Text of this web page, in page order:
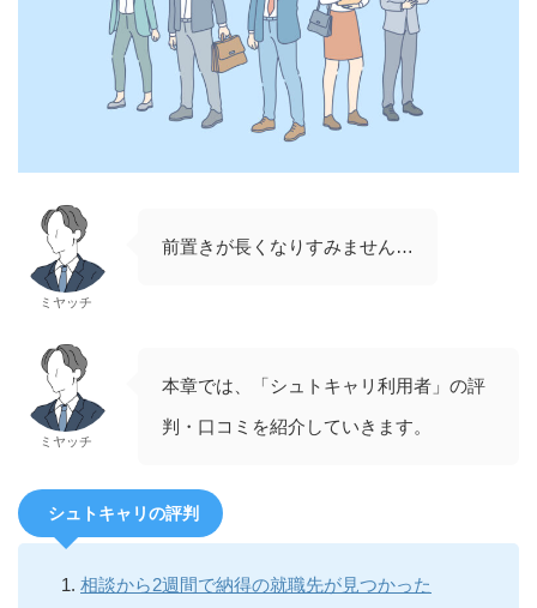
ミヤッチ
前置きが長くなりすみません…
ミヤッチ
本章では、「シュトキャリ利用者」の評
判・口コミを紹介していきます。
シュトキャリの評判
相談から2週間で納得の就職先が見つかった